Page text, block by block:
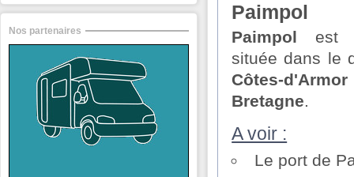
Paimpol
Paimpol est
située dans le
Côtes-d'Armor
Bretagne.
A voir :
Le port de
Nos partenaires